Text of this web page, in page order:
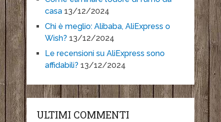
casa 13/12/2024
Chi è meglio: Alibaba, AliExpress o
Wish? 13/12/2024
Le recensioni su AliExpress sono
affidabili? 13/12/2024
ULTIMI COMMENTI